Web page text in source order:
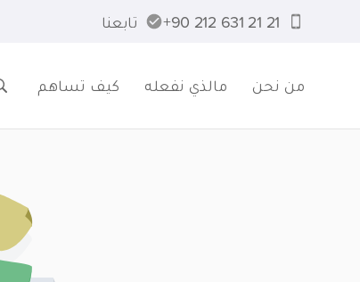
21 21 631 212 90+ تابعنا
من نحن مالذي نفعله كيف تساهم